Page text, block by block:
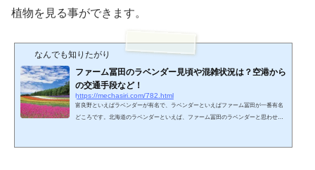
植物を見る事ができます。
なんでも知りたがり
ファーム冨田のラベンダー見頃や混雑状況は？空港から
の交通手段など！
https://mechasiri.com/782.html
富良野といえばラベンダーが有名で、ラベンダーといえばファーム冨田が一番有名
どころです。北海道のラベンダーといえば、ファーム冨田のラベンダーと思わせる